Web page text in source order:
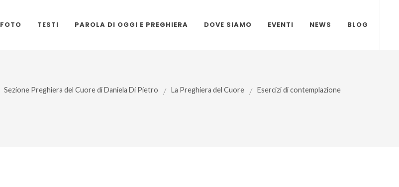
FOTO TESTI PAROLA DI OGGI E PREGHIERA DOVE SIAMO EVENTI NEWS BLOG
Sezione Preghiera del Cuore di Daniela Di Pietro / La Preghiera del Cuore / Esercizi di contemplazione